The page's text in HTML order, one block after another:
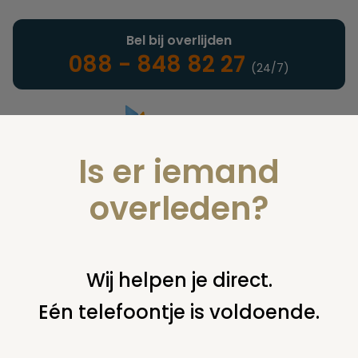
Landelijke uitvaartonderneming
Bel bij overlijden
088 - 848 82 27 (24/7)
U bent hier: home notarieel maken testament, codicil,
volmacht, bewind
Is er iemand
overleden?
Wij helpen je direct.
Eén telefoontje is voldoende.